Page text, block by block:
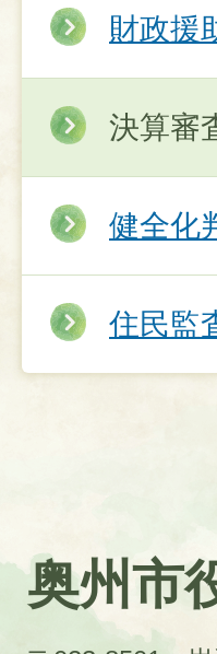
財政援
決算審
健全化
住民監
奥州市